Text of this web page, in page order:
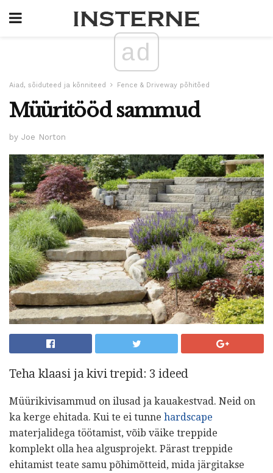
ad
Aiad, sõiduteed ja kõnniteed Fence & Driveway põhitõed
Müüritööd sammud
by Joe Norton
Teha klaasi ja kivi trepid: 3 ideed
Müürikivisammud on ilusad ja kauakestvad. Neid on
ka kerge ehitada. Kui te ei tunne hardscape
materjalidega töötamist, võib väike treppide
komplekt olla hea algusprojekt. Pärast treppide
ehitamist teate samu põhimõtteid, mida järgitakse